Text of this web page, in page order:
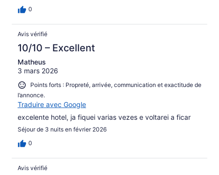
0
Avis vérifié
10/10 – Excellent
Matheus
3 mars 2026
Points forts : Propreté, arrivée, communication et exactitude de
l’annonce.
Traduire avec Google
excelente hotel, ja fiquei varias vezes e voltarei a ficar
Séjour de 3 nuits en février 2026
0
Avis vérifié